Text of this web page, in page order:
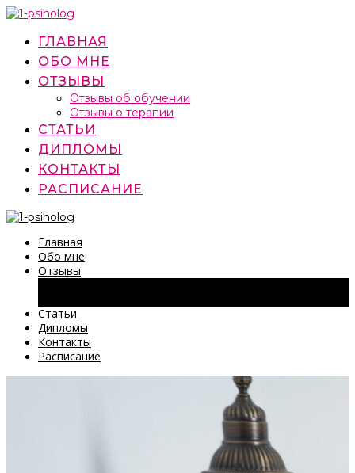
Перейти
содержимому
ГЛАВНАЯ
ОБО МНЕ
ОТЗЫВЫ
Отзывы об обучении
Отзывы о терапии
СТАТЬИ
ДИПЛОМЫ
КОНТАКТЫ
РАСПИСАНИЕ
Главная
Обо мне
Отзывы
Статьи
Дипломы
Контакты
Расписание